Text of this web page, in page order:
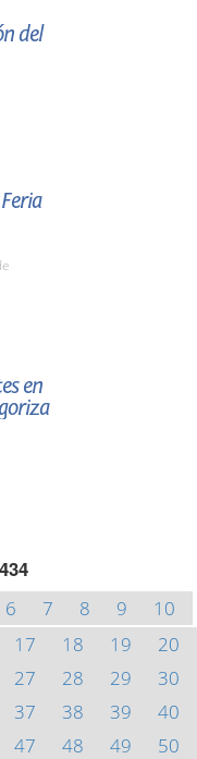
del
en
434
6 7 8 9
10
17 18 19
20
27 28 29
30
37 38 39
40
47 48 49
50